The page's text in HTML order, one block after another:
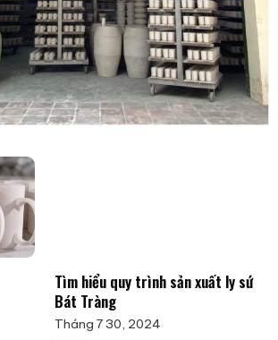
Tìm hiểu quy trình sản xuất ly sứ
Bát Tràng
Tháng 7 30, 2024